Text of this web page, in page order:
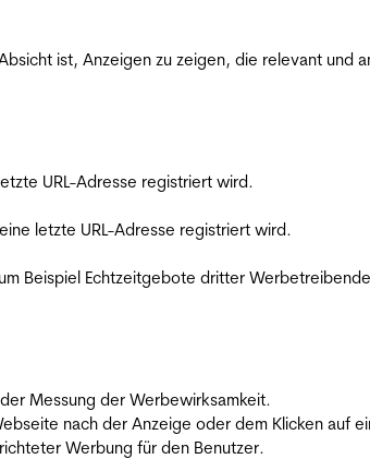
ist, Anzeigen zu zeigen, die relevant und
URL-Adresse registriert wird.
letzte URL-Adresse registriert wird.
Beispiel Echtzeitgebote dritter
Messung der Werbewirksamkeit.
nach der Anzeige oder dem Klicken auf
Werbung für den Benutzer.